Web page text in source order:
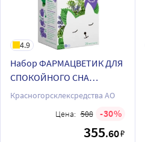
4.9
Набор ФАРМАЦВЕТИК ДЛЯ
СПОКОЙНОГО СНА
фильтр-пакеты +
ПРОСТУДЕ фильтр-пакеты
Красногорсклексредства АО
Цена: 508 30
355.60₽